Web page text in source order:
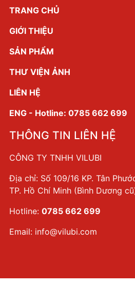
TRANG CHỦ
GIỚI THIỆU
SẢN PHẨM
THƯ VIỆN ẢNH
LIÊN HỆ
ENG - Hotline: 0785 662 699
THÔNG TIN LIÊN HỆ
CÔNG TY TNHH VILUBI
Địa chỉ: Số 109/16 KP. Tân
TP. Hồ Chí Minh (Bình Dương
Hotline: 0785 662 699
Email: info@vilubi.com